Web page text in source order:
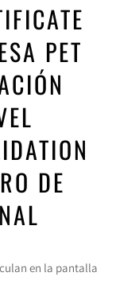
PET
DE
en la pantalla